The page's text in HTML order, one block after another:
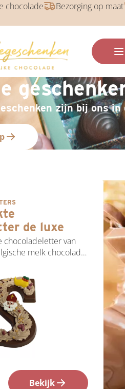
chocolade Bezorging op maat
zijn bij ons in
de luxe
chocoladeletter van
melk chocolade.
met een
Bekijk